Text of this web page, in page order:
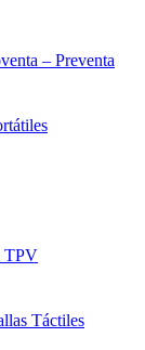
– Preventa
TPV
Táctiles